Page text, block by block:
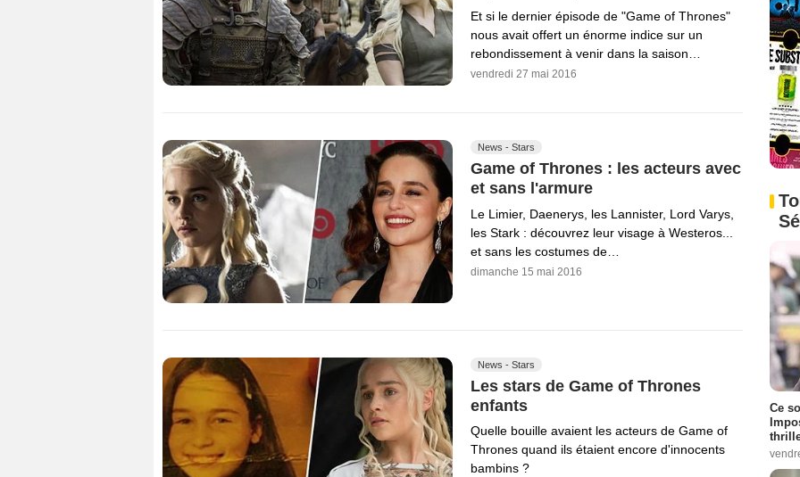
Et si le dernier épisode de "Game of Thrones"
nous avait offert un énorme indice sur un
rebondissement à venir dans la saison…
vendredi 27 mai 2016
News - Stars
Game of Thrones : les acteurs avec
et sans l'armure
Le Limier, Daenerys, les Lannister, Lord Varys,
les Stark : découvrez leur visage à Westeros...
et sans les costumes de…
dimanche 15 mai 2016
News - Stars
Les stars de Game of Thrones
enfants
Quelle bouille avaient les acteurs de Game of
Thrones quand ils étaient encore d'innocents
bambins ?
Ce